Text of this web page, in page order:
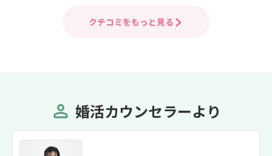
い選択もある」
クチコミをもっと見る
婚活カウンセラーより